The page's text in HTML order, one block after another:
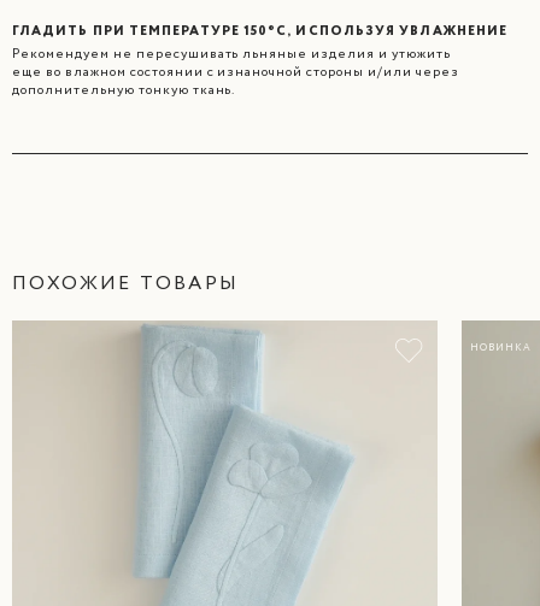
ГЛАДИТЬ ПРИ ТЕМПЕРАТУРЕ 150°C, ИСПОЛЬЗУЯ УВЛАЖНЕНИЕ
Рекомендуем не пересушивать льняные изделия и утюжить
еще во влажном состоянии с изнаночной стороны и/или через
дополнительную тонкую ткань.
ПОХОЖИЕ ТОВАРЫ
НОВИНКА